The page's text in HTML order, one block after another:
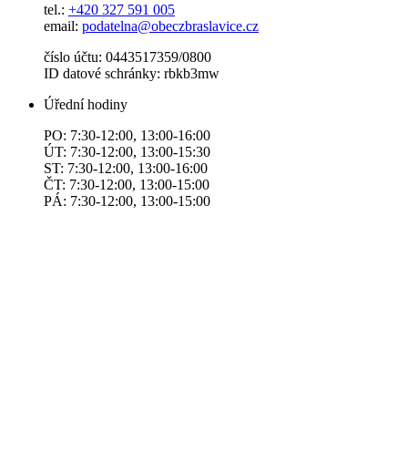
tel.: +420 327 591 005
email: podatelna@obeczbraslavice.cz
číslo účtu: 0443517359/0800
ID datové schránky: rbkb3mw
Úřední hodiny
PO: 7:30-12:00, 13:00-16:00
ÚT: 7:30-12:00, 13:00-15:30
ST: 7:30-12:00, 13:00-16:00
ČT: 7:30-12:00, 13:00-15:00
PÁ: 7:30-12:00, 13:00-15:00